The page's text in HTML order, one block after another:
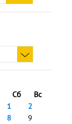
Сб
Вс
1
2
8
9